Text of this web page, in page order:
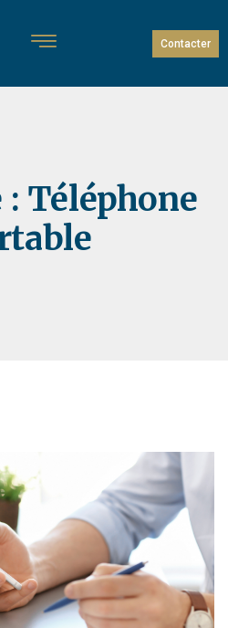
Contacter
: Téléphone